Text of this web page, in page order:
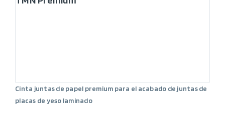
Cinta juntas de papel premium para el acabado de juntas de
placas de yeso laminado